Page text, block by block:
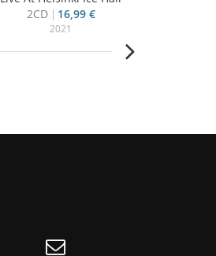
2CD
16,99 €
2021